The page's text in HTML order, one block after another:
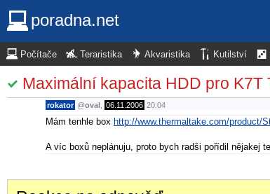
poradna.net
Počítače Teraristika Akvaristika Kutilství
Maximální kapacita HDD pro K7T
rokator @oval 06.11.2006 20:04
Mám tenhle box http://www.thermaltake.com/product/
A víc boxů neplánuju, proto bych radši pořídil nějakej